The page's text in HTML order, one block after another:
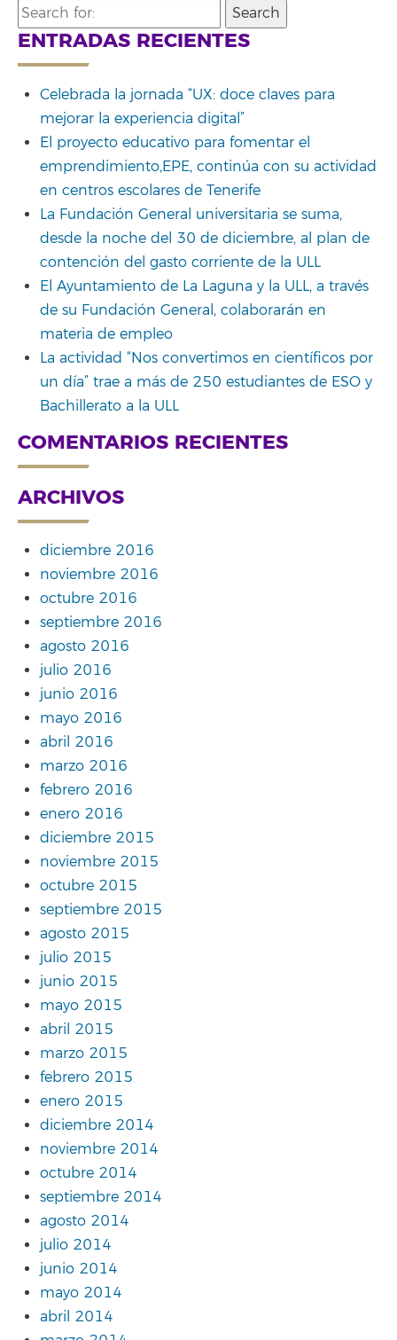
Search
for:
ENTRADAS RECIENTES
Celebrada la jornada “UX: doce claves para
mejorar la experiencia digital”
El proyecto educativo para fomentar el
emprendimiento,EPE, continúa con su actividad
en centros escolares de Tenerife
La Fundación General universitaria se suma,
desde la noche del 30 de diciembre, al plan de
contención del gasto corriente de la ULL
El Ayuntamiento de La Laguna y la ULL, a través
de su Fundación General, colaborarán en
materia de empleo
La actividad “Nos convertimos en científicos por
un día” trae a más de 250 estudiantes de ESO y
Bachillerato a la ULL
COMENTARIOS RECIENTES
ARCHIVOS
diciembre 2016
noviembre 2016
octubre 2016
septiembre 2016
agosto 2016
julio 2016
junio 2016
mayo 2016
abril 2016
marzo 2016
febrero 2016
enero 2016
diciembre 2015
noviembre 2015
octubre 2015
septiembre 2015
agosto 2015
julio 2015
junio 2015
mayo 2015
abril 2015
marzo 2015
febrero 2015
enero 2015
diciembre 2014
noviembre 2014
octubre 2014
septiembre 2014
agosto 2014
julio 2014
junio 2014
mayo 2014
abril 2014